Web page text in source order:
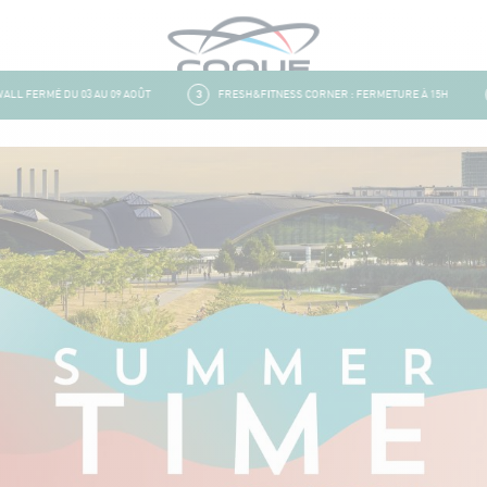
FERMÉ DU 03 AU 09 AOÛT 3 FRESH&FITNESS CORNER : FERMETURE À 15H 4